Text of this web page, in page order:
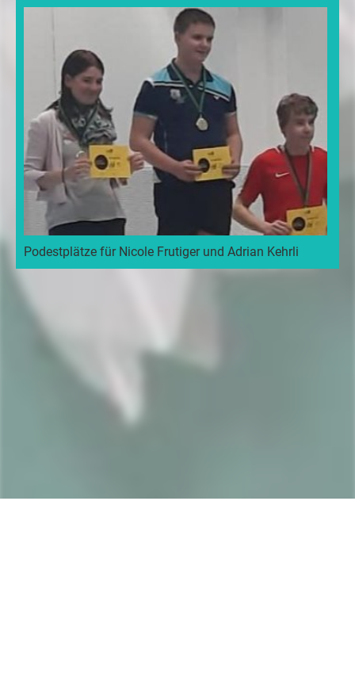
Podestplätze für Nicole Frutiger und Adrian Kehrli